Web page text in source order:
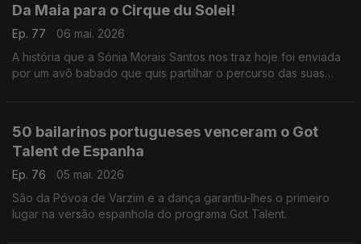
Da Maia para o Cirque du Solei!
Ep. 77
06 mai. 2026
A história que a Sónia Morais Santos nos traz hoje foi enviada
por um avô babado que quis partilhar o percurso das suas
50 bailarinos portugueses venceram o Got
Talent de Espanha
Ep. 76
05 mai. 2026
São da Póvoa de Varzim e a dança garantiu-lhes o primeiro
lugar na versão espanhola do programa Got Talent.